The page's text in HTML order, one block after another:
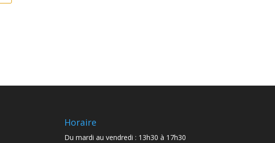
Horaire
Du mardi au vendredi : 13h30 à 17h30